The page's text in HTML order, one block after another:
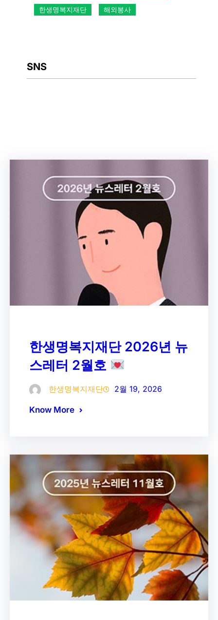
한생명복지재단
해외봉사
SNS
한생명복지재단 2026년 뉴
스레터 2월호
한생명복지재단 2월 19, 2026
Know More